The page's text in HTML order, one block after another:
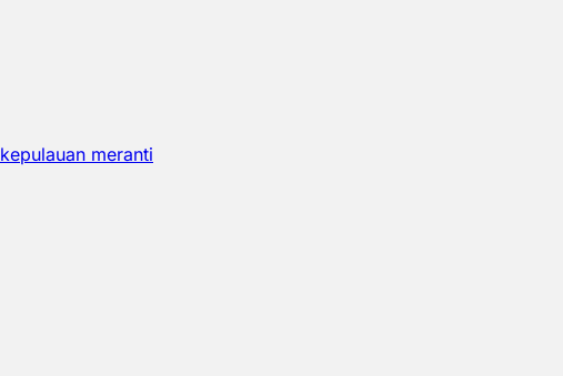
kepulauan meranti